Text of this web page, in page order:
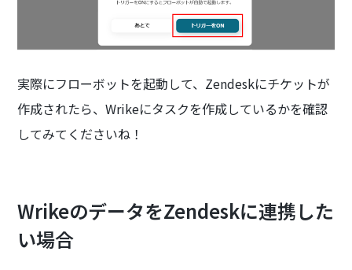
実際にフローボットを起動して、Zendeskにチケットが
作成されたら、Wrikeにタスクを作成しているかを確認
してみてくださいね！
WrikeのデータをZendeskに連携した
い場合